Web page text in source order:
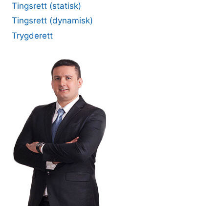
Tingsrett (statisk)
Tingsrett (dynamisk)
Trygderett